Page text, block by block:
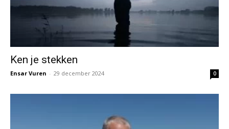
Ken je stekken
Ensar Vuren - 29 december 2024 0